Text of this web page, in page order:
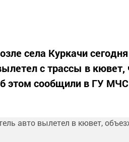
села Куркачи
с трассы в кювет,
этом сообщили в ГУ МЧС